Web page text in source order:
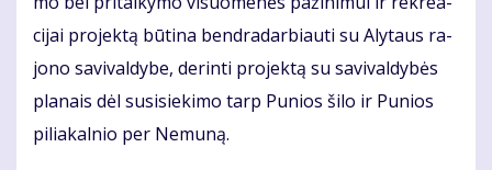
ci­jai pro­jek­tą bū­ti­na ben­dra­dar­biau­ti su Aly­taus ra­
jo­no sa­vi­val­dy­be, de­rin­ti pro­jek­tą su sa­vi­val­dy­bės
pla­nais dėl su­si­sie­ki­mo tarp Pu­nios ši­lo ir Pu­nios
pi­lia­kal­nio per Ne­mu­ną.